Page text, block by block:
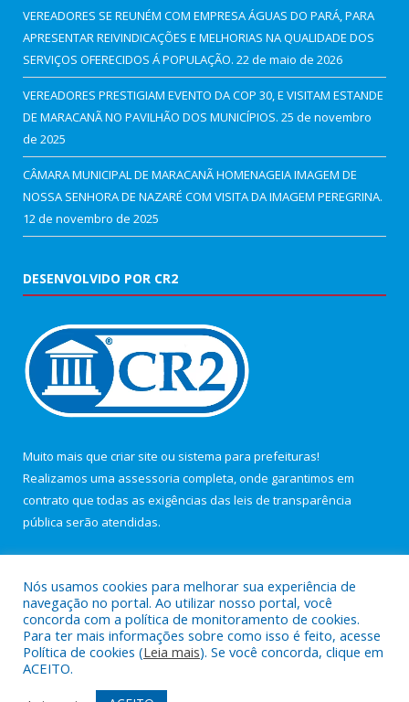
VEREADORES SE REUNÉM COM EMPRESA ÁGUAS DO PARÁ, PARA
APRESENTAR REIVINDICAÇÕES E MELHORIAS NA QUALIDADE DOS
SERVIÇOS OFERECIDOS Á POPULAÇÃO. 22 de maio de 2026
VEREADORES PRESTIGIAM EVENTO DA COP 30, E VISITAM ESTANDE
DE MARACANÃ NO PAVILHÃO DOS MUNICÍPIOS. 25 de novembro
de 2025
CÂMARA MUNICIPAL DE MARACANÃ HOMENAGEIA IMAGEM DE
NOSSA SENHORA DE NAZARÉ COM VISITA DA IMAGEM PEREGRINA.
12 de novembro de 2025
DESENVOLVIDO POR CR2
Muito mais que criar site ou sistema para prefeituras!
Realizamos uma assessoria completa, onde garantimos em
contrato que todas as exigências das leis de transparência
pública serão atendidas.
Todos os direitos reservados a Câmara Municipal de Maracanã.
Nós usamos cookies para melhorar sua experiência de
navegação no portal. Ao utilizar nosso portal, você
concorda com a política de monitoramento de cookies.
Para ter mais informações sobre como isso é feito, acesse
Política de cookies (Leia mais). Se você concorda, clique em
ACEITO.